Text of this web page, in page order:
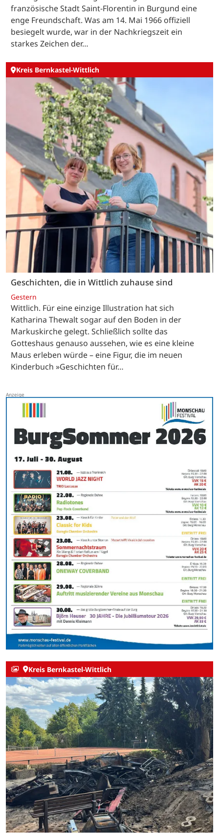
französische Stadt Saint-Florentin in Burgund eine
enge Freundschaft. Was am 14. Mai 1966 offiziell
besiegelt wurde, war in der Nachkriegszeit ein
starkes Zeichen der…
Kreis Bernkastel-Wittlich
Geschichten, die in Wittlich zuhause sind
Gestern
Wittlich. Für eine einzige Illustration hat sich
Katharina Thewalt sogar auf den Boden in der
Markuskirche gelegt. Schließlich sollte das
Gotteshaus genauso aussehen, wie es eine kleine
Maus erleben würde – eine Figur, die im neuen
Kinderbuch »Geschichten für…
Kreis Bernkastel-Wittlich